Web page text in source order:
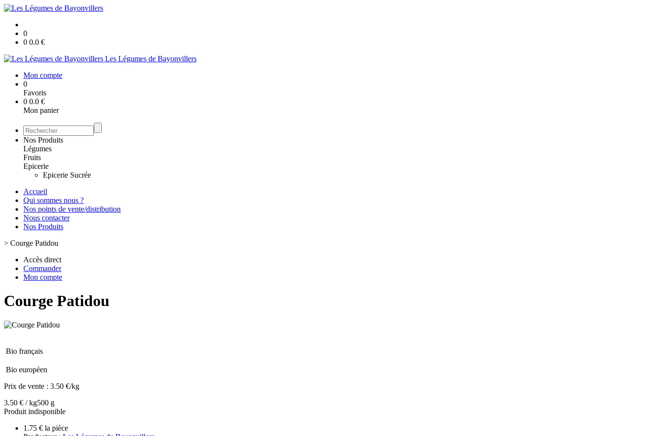
0
0 0.0 €
Les Légumes de Bayonvillers
Mon compte
0
Favoris
0 0.0 €
Mon panier
Nos Produits
Légumes
Fruits
Epicerie
Epicerie Sucrée
Accueil
Qui sommes nous ?
Nos points de vente/distribution
Nous contacter
Nos Produits
> Courge Patidou
Accès direct
Commander
Mon compte
Courge Patidou
Bio français
Bio européen
Prix de vente : 3.50 €/kg
3.50 € / kg500 g
Produit indisponible
1.75 € la pièce